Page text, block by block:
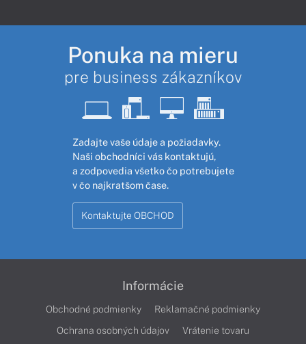
Ponuka na mieru
pre business zákazníkov
Zadajte vaše údaje a požiadavky.
Naši obchodníci vás kontaktujú,
a zodpovedia všetko čo potrebujete
v čo najkratšom čase.
Kontaktujte OBCHOD
Informácie
Obchodné podmienky
Reklamačné podmienky
Ochrana osobných údajov
Vrátenie tovaru